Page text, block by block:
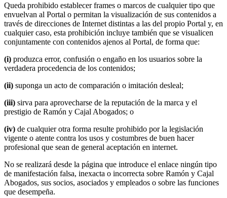
Queda prohibido establecer frames o marcos de cualquier tipo que
envuelvan al Portal o permitan la visualización de sus contenidos a
través de direcciones de Internet distintas a las del propio Portal y, en
cualquier caso, esta prohibición incluye también que se visualicen
conjuntamente con contenidos ajenos al Portal, de forma que:
(i) produzca error, confusión o engaño en los usuarios sobre la
verdadera procedencia de los contenidos;
(ii) suponga un acto de comparación o imitación desleal;
(iii) sirva para aprovecharse de la reputación de la marca y el
prestigio de Ramón y Cajal Abogados; o
(iv) de cualquier otra forma resulte prohibido por la legislación
vigente o atente contra los usos y costumbres de buen hacer
profesional que sean de general aceptación en internet.
No se realizará desde la página que introduce el enlace ningún tipo
de manifestación falsa, inexacta o incorrecta sobre Ramón y Cajal
Abogados, sus socios, asociados y empleados o sobre las funciones
que desempeña.